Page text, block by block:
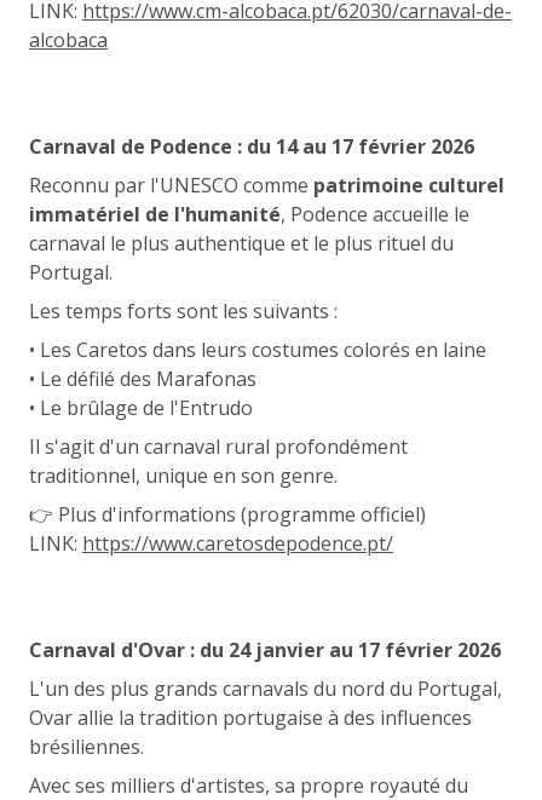
LINK: https://www.cm-alcobaca.pt/62030/carnaval-de-
alcobaca
Carnaval de Podence : du 14 au 17 février 2026
Reconnu par l'UNESCO comme patrimoine culturel
immatériel de l'humanité, Podence accueille le
carnaval le plus authentique et le plus rituel du
Portugal.
Les temps forts sont les suivants :
• Les Caretos dans leurs costumes colorés en laine
• Le défilé des Marafonas
• Le brûlage de l'Entrudo
Il s'agit d'un carnaval rural profondément
traditionnel, unique en son genre.
👉 Plus d'informations (programme officiel)
LINK: https://www.caretosdepodence.pt/
Carnaval d'Ovar : du 24 janvier au 17 février 2026
L'un des plus grands carnavals du nord du Portugal,
Ovar allie la tradition portugaise à des influences
brésiliennes.
Avec ses milliers d'artistes, sa propre royauté du